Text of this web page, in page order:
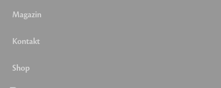
Magazin
Kontakt
Shop